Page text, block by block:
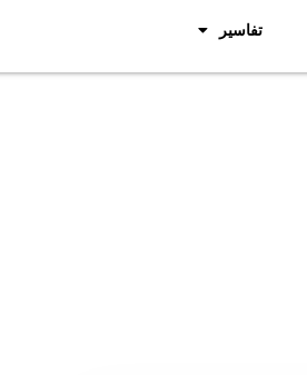
تفاسیر